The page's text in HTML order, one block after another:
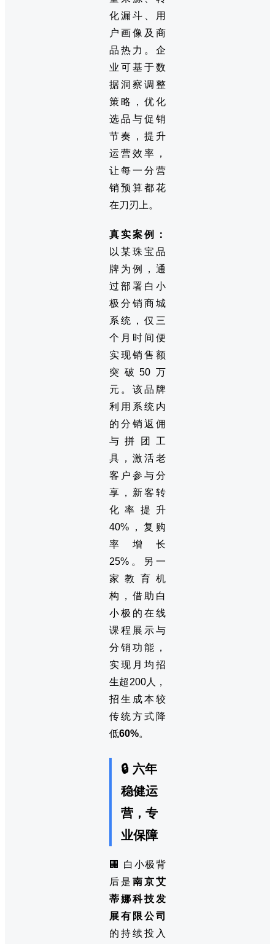
化漏斗、用
户画像及商
品热力。企
业可基于数
据洞察调整
策略，优化
选品与促销
节奏，提升
运营效率，
让每一分营
销预算都花
在刀刃上。
真实案例：
以某珠宝品
牌为例，通
过部署白小
极分销商城
系统，仅三
个月时间便
实现销售额
突破50万
元。该品牌
利用系统内
的分销返佣
与拼团工
具，激活老
客户参与分
享，新客转
化率提升
40%，复购
率增长
25%。另一
家教育机
构，借助白
小极的在线
课程展示与
分销功能，
实现月均招
生超200人，
招生成本较
传统方式降
低60%。
🔒 六年
稳健运
营，专
业保障
🏢 白小极背
后是 南京艾
蒂娜科技发
展有限公司
的持续投入